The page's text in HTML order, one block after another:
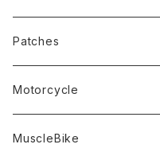
Patches
Motorcycle
MuscleBike